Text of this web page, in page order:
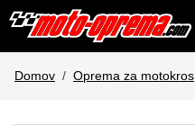
Domov Oprema za motokros